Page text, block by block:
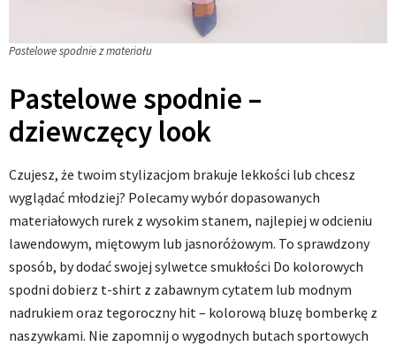
Pastelowe spodnie z materiału
Pastelowe spodnie –
dziewczęcy look
Czujesz, że twoim stylizacjom brakuje lekkości lub chcesz
wyglądać młodziej? Polecamy wybór dopasowanych
materiałowych rurek z wysokim stanem, najlepiej w odcieniu
lawendowym, miętowym lub jasnoróżowym. To sprawdzony
sposób, by dodać swojej sylwetce smukłości Do kolorowych
spodni dobierz t-shirt z zabawnym cytatem lub modnym
nadrukiem oraz tegoroczny hit – kolorową bluzę bomberkę z
naszywkami. Nie zapomnij o wygodnych butach sportowych